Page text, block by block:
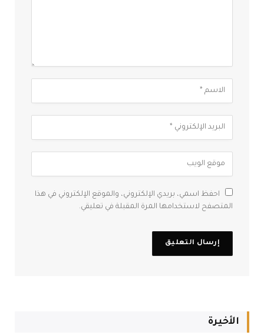
احفظ اسمي، بريدي الإلكتروني، والموقع الإلكتروني في هذا
المتصفح لاستخدامها المرة المقبلة في تعليقي.
الأخيرة